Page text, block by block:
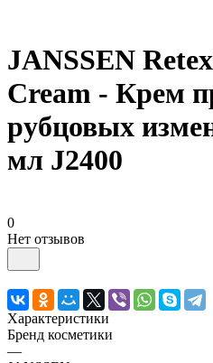
JANSSEN
Cream - Крем
рубцовых
мл J2400
0
Нет отзывов
Характеристики
Бренд косметики
—